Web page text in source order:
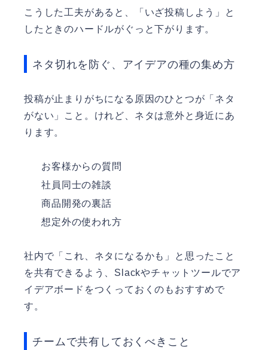
こうした工夫があると、「いざ投稿しよう」と
したときのハードルがぐっと下がります。
ネタ切れを防ぐ、アイデアの種の集め方
投稿が止まりがちになる原因のひとつが「ネタ
がない」こと。けれど、ネタは意外と身近にあ
ります。
お客様からの質問
社員同士の雑談
商品開発の裏話
想定外の使われ方
社内で「これ、ネタになるかも」と思ったこと
を共有できるよう、Slackやチャットツールでア
イデアボードをつくっておくのもおすすめで
す。
チームで共有しておくべきこと